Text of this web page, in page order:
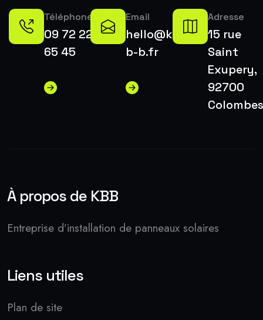
Téléphone
09 72 22
65 45
Email
hello@k-
b-b.fr
Adresse
15 rue
Saint
Exupery,
92700
Colombes
À propos de KBB
Entreprise d’installation de panneaux solaires
Liens utiles
Plan de site